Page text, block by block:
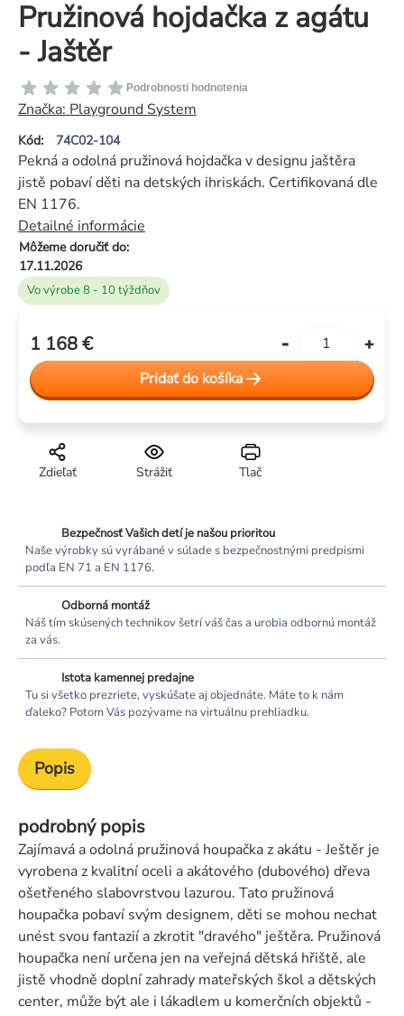
Pružinová hojdačka z agátu
- Jaštěr
Kód: 74C02-104
Priemerné
hodnotenie
produktu
je
0,0
z
5
hviezdičiek.
Podrobnosti hodnotenia
Značka: Playground System
Vo výrobe 8 - 10 týždňov
Môžeme doručiť do:
17.11.2026
Pekná a odolná pružinová hojdačka v designu jaštěra
jistě pobaví děti na detských ihriskách. Certifikovaná dle
EN 1176.
Detailné informácie
Tlač
Strážiť
Zdieľať
1 168 €
cena:Pridať do košíka
Bezpečnosť Vašich detí je našou prioritou
Naše výrobky sú vyrábané v súlade s bezpečnostnými predpismi
podľa EN 71 a EN 1176.
Odborná montáž
Náš tím skúsených technikov šetrí váš čas a urobia odbornú montáž
za vás.
Istota kamennej predajne
Tu si všetko prezriete, vyskúšate aj objednáte. Máte to k nám
ďaleko? Potom Vás pozývame na virtuálnu prehliadku.
Popis
podrobný popis
Zajímavá a odolná pružinová houpačka z akátu - Ještěr je
vyrobena z kvalitní oceli a akátového (dubového) dřeva
ošetřeného slabovrstvou lazurou. Tato pružinová
houpačka pobaví svým designem, děti se mohou nechat
unést svou fantazií a zkrotit "dravého" ještěra. Pružinová
houpačka není určena jen na veřejná dětská hřiště, ale
jistě vhodně doplní zahrady mateřských škol a dětských
center, může být ale i lákadlem u komerčních objektů -